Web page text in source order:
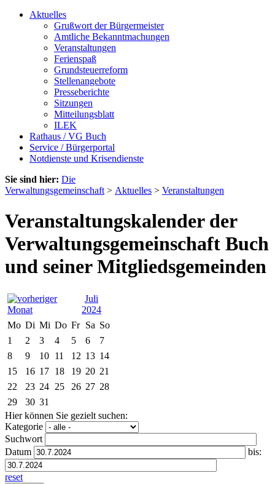
Aktuelles
Grußwort der Bürgermeister
Amtliche Bekanntmachungen
Veranstaltungen
Ferienspaß
Grundsteuerreform
Stellenangebote
Presseberichte
Sitzungen
Mitteilungsblatt
ILEK
Rathaus / VG Buch
Service / Bürgerportal
Notdienste und Krisendienste
Sie sind hier: Die
Verwaltungsgemeinschaft > Aktuelles > Veranstaltungen
Veranstaltungskalender der
Verwaltungsgemeinschaft Buch
und seiner Mitgliedsgemeinden
Juli
2024
Mo Di Mi Do Fr Sa So
1
2 3 4 5 6
7
8
9 10 11 12 13 14
15
16 17 18 19 20 21
22
23 24 25 26 27 28
29
30 31
Hier können Sie gezielt suchen:
Kategorie
Suchwort
Datum
bis:
reset